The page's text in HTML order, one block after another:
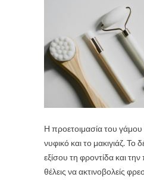
Η προετοιμασία του
νυφικό και το μακιγιάζ. Το
εξίσου τη φροντίδα και
θέλεις να ακτινοβολείς